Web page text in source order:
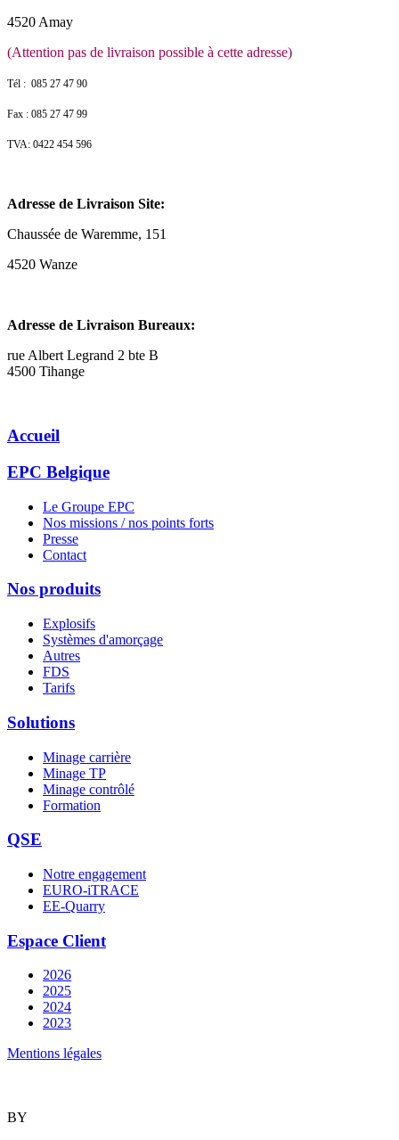
4520 Amay
(Attention pas de livraison possible à cette adresse)
Tél : 085 27 47 90
Fax : 085 27 47 99
TVA: 0422 454 596
Adresse de Livraison Site:
Chaussée de Waremme, 151
4520 Wanze
Adresse de Livraison Bureaux:
rue Albert Legrand 2 bte B
4500 Tihange
Accueil
EPC Belgique
Le Groupe EPC
Nos missions / nos points forts
Presse
Contact
Nos produits
Explosifs
Systèmes d'amorçage
Autres
FDS
Tarifs
Solutions
Minage carrière
Minage TP
Minage contrôlé
Formation
QSE
Notre engagement
EURO-iTRACE
EE-Quarry
Espace Client
2026
2025
2024
2023
Mentions légales
BY